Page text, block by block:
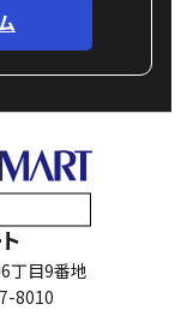
丁目9番地
8010